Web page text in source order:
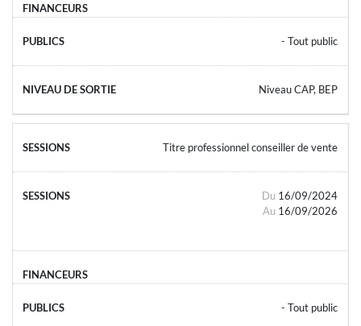
- Tout public
Niveau CAP, BEP
Titre professionnel conseiller de vente
Du 16/09/2024
Au 16/09/2026
- Tout public